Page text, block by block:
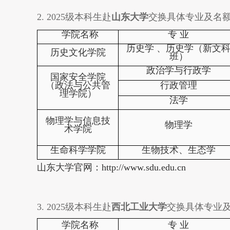
2. 2025级本科生赴山东大学交换具体专业及名
学院名称
专 业
历史文化学院
历史学 、历史学（新文科
班）
国家安全学院
（政法与公共管
理学院）
政治学与行政学
行政管理
法学
物理学与信息技
术学院
物理学
生命科学学院
生物技术、生态学
山东大学官网： http://www.sdu.edu.cn
3. 2025级本科生赴西北工业大学交换具体专业
学院名称
专 业